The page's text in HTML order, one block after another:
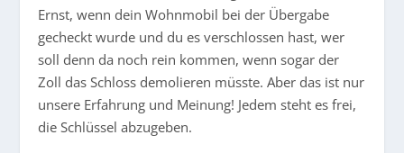
Ernst, wenn dein Wohnmobil bei der Übergabe
gecheckt wurde und du es verschlossen hast, wer
soll denn da noch rein kommen, wenn sogar der
Zoll das Schloss demolieren müsste. Aber das ist nur
unsere Erfahrung und Meinung! Jedem steht es frei,
die Schlüssel abzugeben.